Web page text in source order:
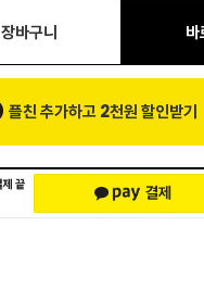
장바구니
플친 추가하고 2천원 할인받기